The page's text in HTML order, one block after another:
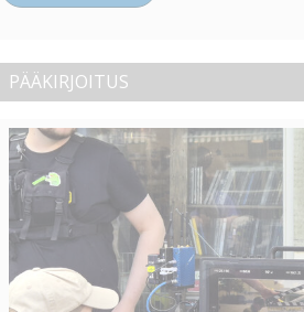
PÄÄKIRJOITUS